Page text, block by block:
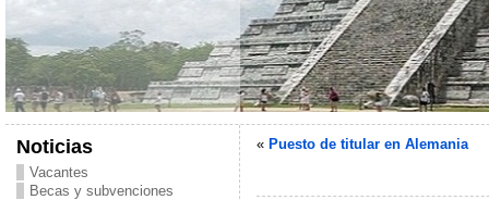
Noticias
Vacantes
Becas y subvenciones
« Puesto de titular en Alemania